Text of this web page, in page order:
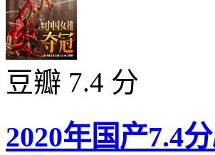
豆瓣 7.4 分
2020年国产7.4